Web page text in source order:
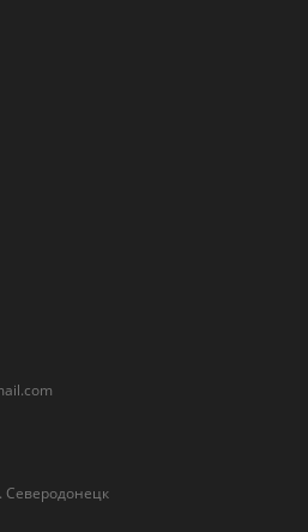
Северодонецк